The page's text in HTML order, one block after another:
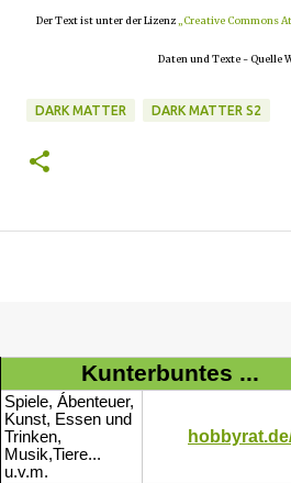
Der Text ist unter der Lizenz „Creative Commons
Daten und Texte - Quelle
DARK MATTER DARK MATTER S2
Kunterbuntes ...
Spiele, Ábenteuer,
Kunst, Essen und
Trinken,
Musik,Tiere...
u.v.m.